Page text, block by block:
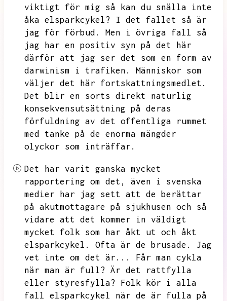
viktigt för mig så kan du snälla inte
åka elsparkcykel?
I det fallet så är
jag för förbud.
Men i övriga fall så
jag har en positiv syn på det här
därför att jag ser det som en form av
darwinism i trafiken.
Människor som
väljer det här fortskattningsmedlet.
Det blir en sorts direkt naturlig
konsekvensutsättning på deras
förfuldning av det offentliga rummet
med tanke på de enorma mängder
olyckor som inträffar.
Det har varit ganska mycket
rapportering om det,
även i svenska
medier har jag sett att de berättar
på akutmottagare på sjukhusen och så
vidare att det kommer in väldigt
mycket folk som har åkt ut och åkt
elsparkcykel.
Ofta är de brusade.
Jag
vet inte om det är...
Får man cykla
när man är full? Är det rattfylla
eller styresfylla?
Folk kör i alla
fall elsparkcykel när de är fulla på